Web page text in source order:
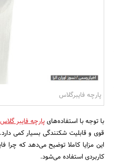
پارچه فایبرگلاس
با توجه با استفاده‌هایپارچه فایبر گلاس
قوی و قابلیت شکنندگی بسیار کمی
این مزایا کاملا توضیح می‌دهد که چرا
کاربردی استفاده می‌شود.